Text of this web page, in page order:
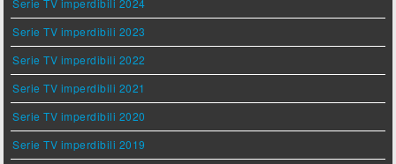
Serie TV imperdibili 2024
Serie TV imperdibili 2023
Serie TV imperdibili 2022
Serie TV imperdibili 2021
Serie TV imperdibili 2020
Serie TV imperdibili 2019